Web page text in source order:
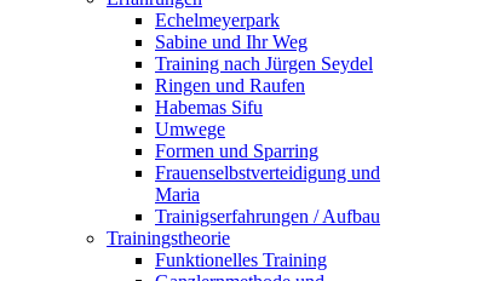
Echelmeyerpark
Sabine und Ihr Weg
Training nach Jürgen Seydel
Ringen und Raufen
Habemas Sifu
Umwege
Formen und Sparring
Frauenselbstverteidigung und
Maria
Trainigserfahrungen / Aufbau
Trainingstheorie
Funktionelles Training